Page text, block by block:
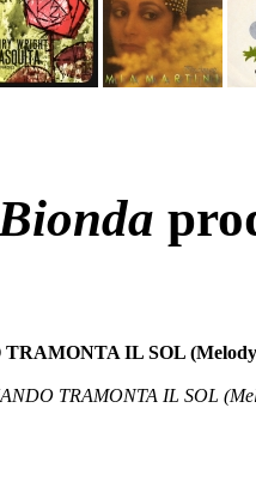
IL SOL
TRAMONTA IL SOL